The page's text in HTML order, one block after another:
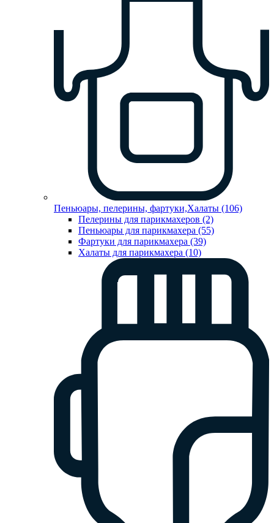
Пеньюары, пелерины, фартуки,Халаты (106)
Пелерины для парикмахеров (2)
Пеньюары для парикмахера (55)
Фартуки для парикмахера (39)
Халаты для парикмахера (10)